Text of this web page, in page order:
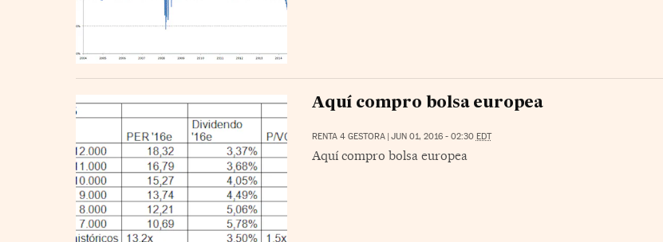
Aquí compro bolsa europea
RENTA 4 GESTORA | JUN 01, 2016 - 02:30 EDT
Aquí compro bolsa europea